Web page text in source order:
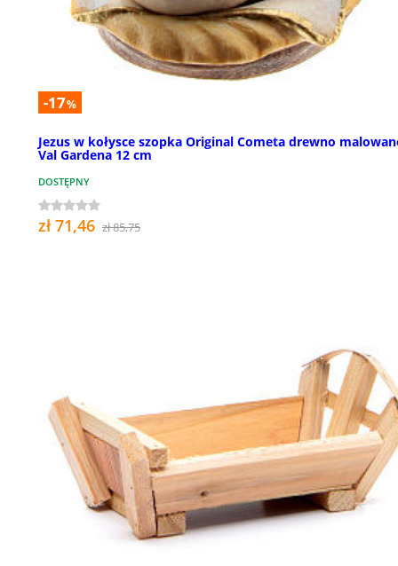
-17%
Jezus w kołysce szopka Original Cometa drewno
Val Gardena 12 cm
DOSTĘPNY
zł 71,46 zł 85,75